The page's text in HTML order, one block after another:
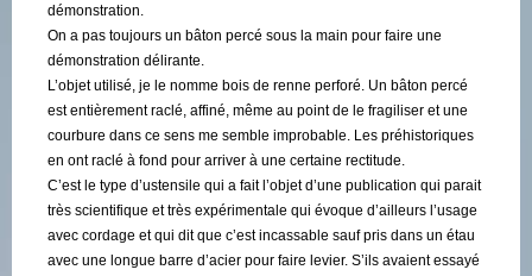
démonstration.
On a pas toujours un bâton percé sous la main pour faire une
démonstration délirante.
L’objet utilisé, je le nomme bois de renne perforé. Un bâton percé
est entièrement raclé, affiné, même au point de le fragiliser et une
courbure dans ce sens me semble improbable. Les préhistoriques
en ont raclé à fond pour arriver à une certaine rectitude.
C’est le type d’ustensile qui a fait l’objet d’une publication qui parait
très scientifique et très expérimentale qui évoque d’ailleurs l’usage
avec cordage et qui dit que c’est incassable sauf pris dans un étau
avec une longue barre d’acier pour faire levier. S’ils avaient essayé